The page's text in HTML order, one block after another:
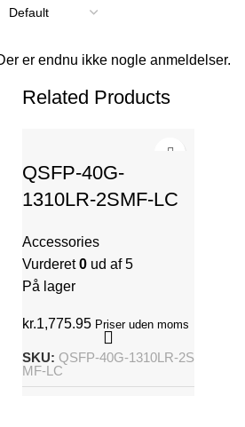
er endnu ikke nogle anmeldelser.
Related Products
QSFP-40G-
1310LR-2SMF-LC
Accessories
Vurderet0 ud af 5
På lager
kr.1,775.95 Priser uden moms
SKU: QSFP-40G-1310LR-2S
MF-LC